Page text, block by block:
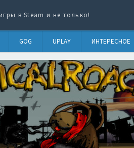
в Steam и не только!
GOG UPLAY ИНТЕРЕСНОЕ